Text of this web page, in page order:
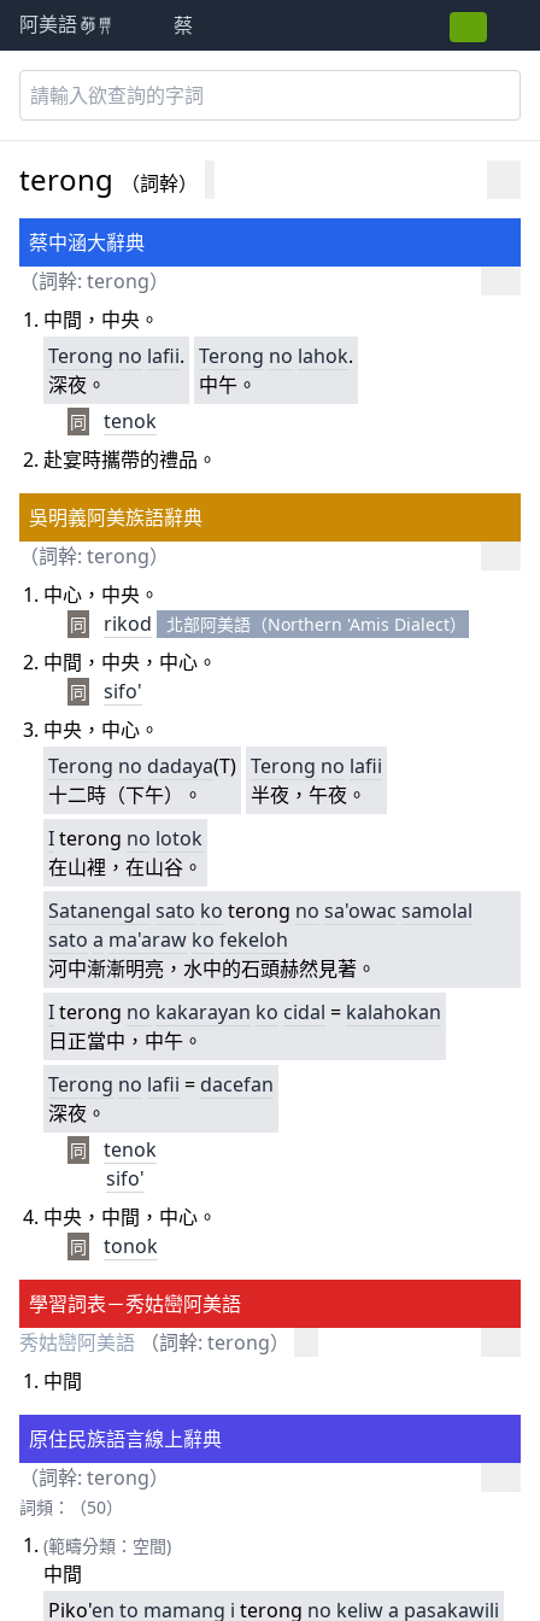
阿美語萌典 蔡
terong （詞幹）
蔡中涵大辭典
（詞幹: terong）
中間，中央。
Terong no lafii.
深夜。
Terong no lahok.
中午。
同
tenok
赴宴時攜帶的禮品。
吳明義阿美族語辭典
（詞幹: terong）
中心，中央。
同 rikod 北部阿美語（Northern 'Amis Dialect）
中間，中央，中心。
同
sifo'
中央，中心。
Terong no dadaya(T)
十二時（下午）。
Terong no lafii
半夜，午夜。
Iterong no lotok
在山裡，在山谷。
Satanengal sato ko terong no sa'owac samolal
sato a ma'araw ko fekeloh
河中漸漸明亮，水中的石頭赫然見著。
Iterong no kakarayan ko cidal = kalahokan
日正當中，中午。
Terong no lafii = dacefan
深夜。
同
tenok
sifo'
中央，中間，中心。
同 tonok
學習詞表－秀姑巒阿美語
秀姑巒阿美語
（詞幹: terong）
中間
原住民族語言線上辭典
（詞幹: terong）
詞頻：（50）
(範疇分類：空間)
中間
Piko'en to mamang i terong no keliwa pasakawili